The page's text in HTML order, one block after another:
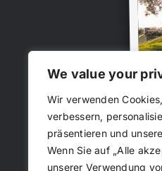
We value your
Wir verwenden
verbessern,
präsentieren und
Wenn Sie auf „Alle
unserer Verwendung